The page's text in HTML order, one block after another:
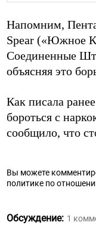
Напомним,
Spear («Южное
Соединенные
объясняя это
Как писала
бороться с
сообщило, что
Вы можете
политике по
Обсуждение: 1